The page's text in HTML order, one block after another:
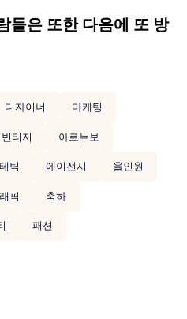
들은 또한 다음에 또 방
디자이너
마케팅
빈티지
아르누보
틱 에이전시
올인원
픽
축하
패션